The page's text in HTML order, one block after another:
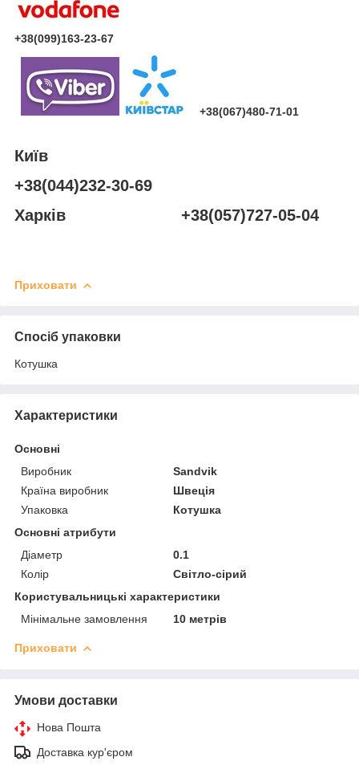
+38(099)163-23-67
+38(067)480-71-01
Київ
+38(044)232-30-69
Харків +38(057)727-05-04
Приховати
Спосіб упаковки
Котушка
Характеристики
Основні
Виробник
Sandvik
Країна виробник
Швеція
Упаковка
Котушка
Основні атрибути
Діаметр
0.1
Колір
Світло-сірий
Користувальницькі характеристики
Мінімальне замовлення
10 метрів
Приховати
Умови доставки
Нова Пошта
Доставка кур'єром